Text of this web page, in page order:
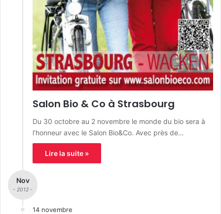
Salon Bio & Co à Strasbourg
Du 30 octobre au 2 novembre le monde du bio sera à
l’honneur avec le Salon Bio&Co. Avec près de…
Lire la suite »
Nov
- 2012 -
14 novembre